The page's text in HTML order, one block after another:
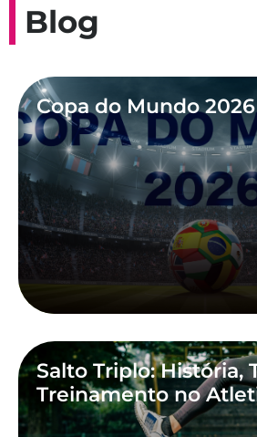
Blog
Copa do Mundo 2026
Salto Triplo: História,
Treinamento no